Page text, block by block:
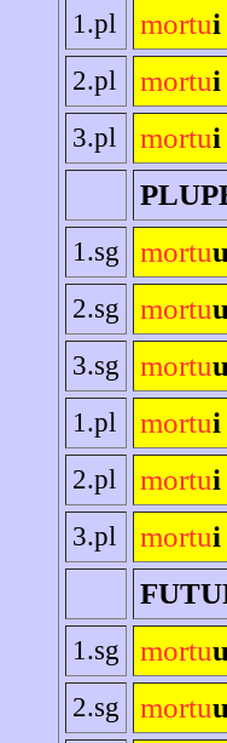
1.pl mortui
2.pl mortui
3.pl mortui
1.sg mortu
2.sg mortu
3.sg mortu
1.pl mortui
2.pl mortui
3.pl mortui
1.sg mortu
2.sg mortu